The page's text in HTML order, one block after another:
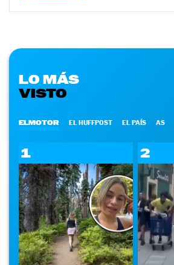
LO MÁS
VISTO
ELMOTOR EL HUFFPOST EL PAÍS AS
1 2